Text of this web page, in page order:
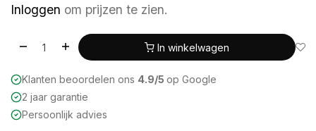
Inloggen om prijzen te zien.
In winkelwagen
Klanten beoordelen ons 4.9/5 op Google
2 jaar garantie
Persoonlijk advies